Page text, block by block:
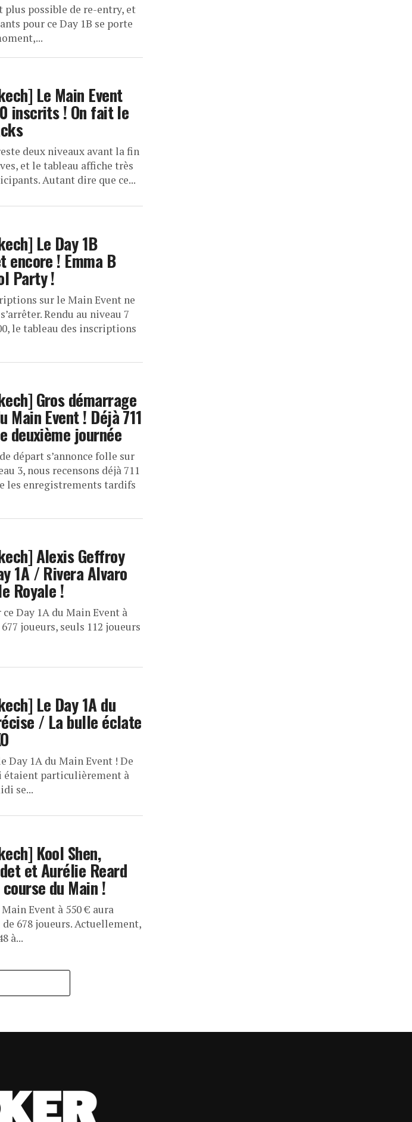
plus possible de re-entry, et
pour ce Day 1B se porte
Le Main Event
inscrits ! On fait le
deux niveaux avant la fin
et le tableau affiche très
Autant dire que ce...
Le Day 1B
encore ! Emma B
Party !
sur le Main Event ne
Rendu au niveau 7
le tableau des inscriptions
Gros démarrage
Main Event ! Déjà 711
deuxième journée
départ s’annonce folle sur
3, nous recensons déjà 711
les enregistrements tardifs
Alexis Geffroy
1A / Rivera Alvaro
Royale !
Day 1A du Main Event à
joueurs, seuls 112 joueurs
Le Day 1A du
/ La bulle éclate
Day 1A du Main Event ! De
étaient particulièrement à
se...
Kool Shen,
et Aurélie Reard
du Main !
Event à 550 € aura
678 joueurs. Actuellement,
à...